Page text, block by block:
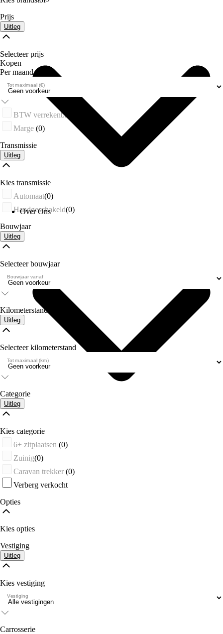
Over Ons
Prijs
Uitleg
Selecteer prijs
Kopen
Per maand
Tot maximaal (€)
BTW verrekenbaar
Marge (0)
Transmissie
Uitleg
Kies transmissie
Automaat(0)
Handgeschakeld(0)
Bouwjaar
Uitleg
Selecteer bouwjaar
Bouwjaar vanaf
Kilometerstand
Uitleg
Selecteer kilometerstand
Tot maximaal (km)
Categorie
Uitleg
Kies categorie
6+ zitplaatsen (0)
Zuinig(0)
Caravan trekker (0)
Verberg verkocht
Opties
Kies opties
Vestiging
Uitleg
Kies vestiging
Vestiging
Carrosserie